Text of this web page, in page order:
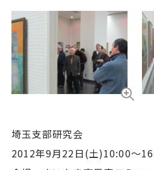
埼玉支部研究会
2012年9月22日(土)10:00～